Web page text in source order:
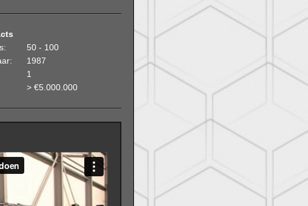
50 - 100
1987
1
> €5.000.000